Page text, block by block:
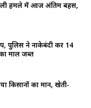
हमले में आज अंतिम बहस,
पुलिस ने नाकेबंदी कर 14
माल जब्त
किसानों का मान, खेती-